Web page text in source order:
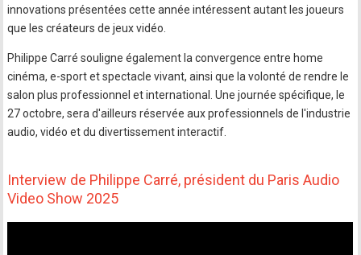
innovations présentées cette année intéressent autant les joueurs
que les créateurs de jeux vidéo.
Philippe Carré souligne également la convergence entre home
cinéma, e-sport et spectacle vivant, ainsi que la volonté de rendre le
salon plus professionnel et international. Une journée spécifique, le
27 octobre, sera d'ailleurs réservée aux professionnels de l'industrie
audio, vidéo et du divertissement interactif.
Interview de Philippe Carré, président du Paris Audio
Video Show 2025